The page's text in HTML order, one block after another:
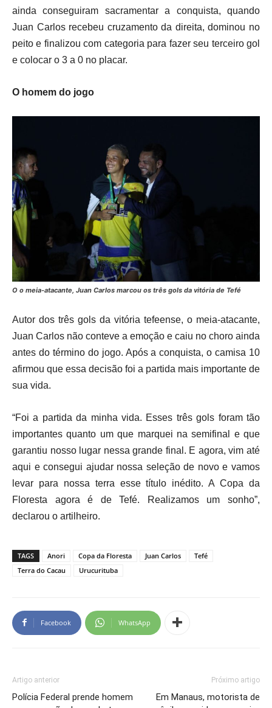
ainda conseguiram sacramentar a conquista, quando
Juan Carlos recebeu cruzamento da direita, dominou no
peito e finalizou com categoria para fazer seu terceiro gol
e colocar o 3 a 0 no placar.
O homem do jogo
O o meia-atacante, Juan Carlos marcou os três gols da vitória de Tefé
Autor dos três gols da vitória tefeense, o meia-atacante,
Juan Carlos não conteve a emoção e caiu no choro ainda
antes do término do jogo. Após a conquista, o camisa 10
afirmou que essa decisão foi a partida mais importante de
sua vida.
“Foi a partida da minha vida. Esses três gols foram tão
importantes quanto um que marquei na semifinal e que
garantiu nosso lugar nessa grande final. E agora, vim até
aqui e consegui ajudar nossa seleção de novo e vamos
levar para nossa terra esse título inédito. A Copa da
Floresta agora é de Tefé. Realizamos um sonho”,
declarou o artilheiro.
TAGS Anori Copa da Floresta Juan Carlos
Tefé
Terra do Cacau
Urucurituba
Facebook WhatsApp
Artigo anterior
Polícia Federal prende homem
Próximo artigo
Em Manaus, motorista de